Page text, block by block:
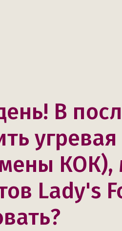
В
КОК),
Lady's